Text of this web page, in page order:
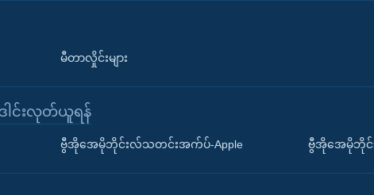
မီတာလှိုင်းများ
ါင်းလုတ်ယူရန်
ဗွီအိုအေမိုဘိုင်းလ်သတင်းအက်ပ်-Apple ဗွီအိုအေမိုဘိုင်